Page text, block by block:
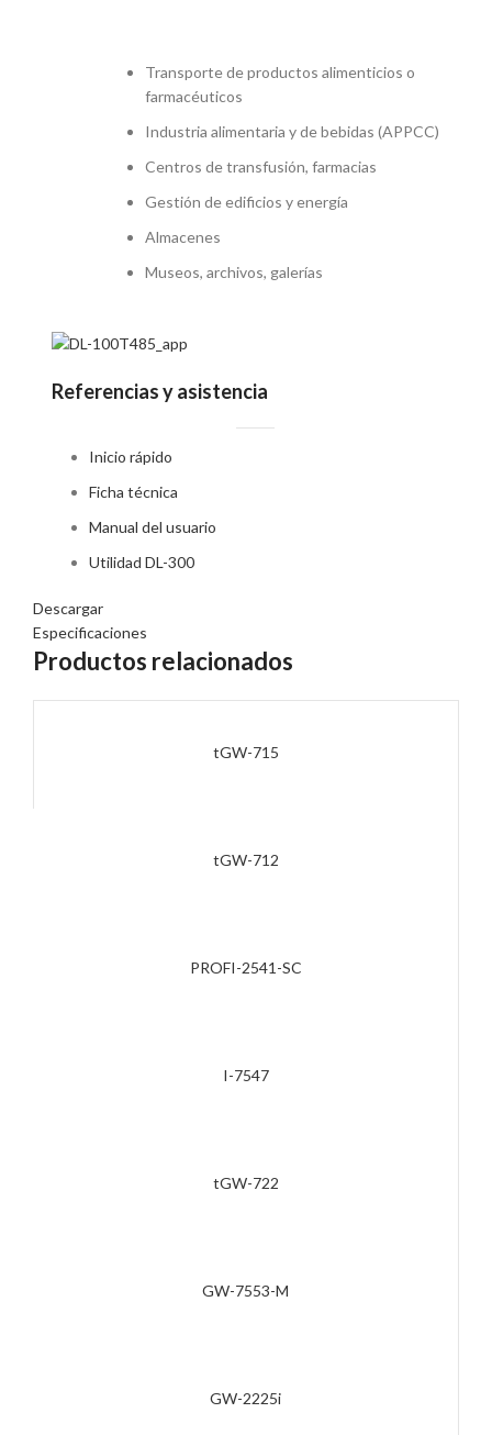
Transporte de productos alimenticios o
farmacéuticos
Industria alimentaria y de bebidas (APPCC)
Centros de transfusión, farmacias
Gestión de edificios y energía
Almacenes
Museos, archivos, galerías
Referencias y asistencia
Inicio rápido
Ficha técnica
Manual del usuario
Utilidad DL-300
Descargar
Especificaciones
Productos relacionados
tGW-715
tGW-712
PROFI-2541-SC
I-7547
tGW-722
GW-7553-M
GW-2225i